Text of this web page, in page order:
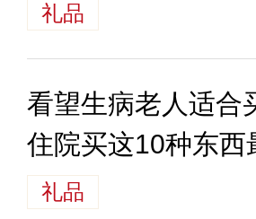
礼品
看望生病老人适合
住院买这10种东西
礼品